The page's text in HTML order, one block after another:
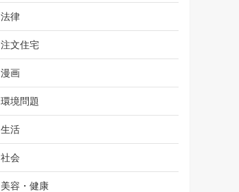
法律
注文住宅
漫画
環境問題
生活
社会
美容・健康